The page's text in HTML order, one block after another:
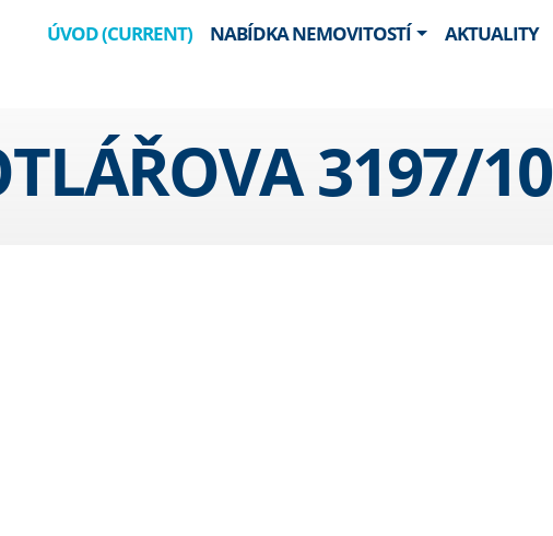
ÚVOD(CURRENT) NABÍDKA NEMOVITOSTÍ AKTUALITY
3197/10